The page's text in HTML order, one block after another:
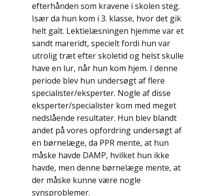
efterhånden som kravene i skolen steg.
Især da hun kom i 3. klasse, hvor det gik
helt galt. Lektielæsningen hjemme var et
sandt mareridt, specielt fordi hun var
utrolig træt efter skoletid og helst skulle
have en lur, når hun kom hjem. I denne
periode blev hun undersøgt af flere
specialister/eksperter. Nogle af disse
eksperter/specialister kom med meget
nedslående resultater. Hun blev blandt
andet på vores opfordring undersøgt af
en børnelæge, da PPR mente, at hun
måske havde DAMP, hvilket hun ikke
havde, men denne børnelæge mente, at
der måske kunne være nogle
synsproblemer.